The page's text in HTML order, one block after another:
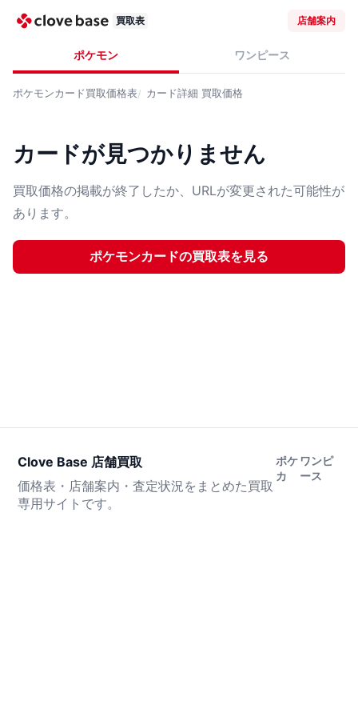
買取表 店舗案内
ポケモン ワンピース
ポケモンカード買取価格表 カード詳細 買取価格
カードが見つかりません
買取価格の掲載が終了したか、URLが変更された可能性が
あります。
ポケモンカードの買取表を見る
Clove Base 店舗買取
価格表・店舗案内・査定状況をまとめた買取
専用サイトです。
ポケ
カ
ワンピ
ース